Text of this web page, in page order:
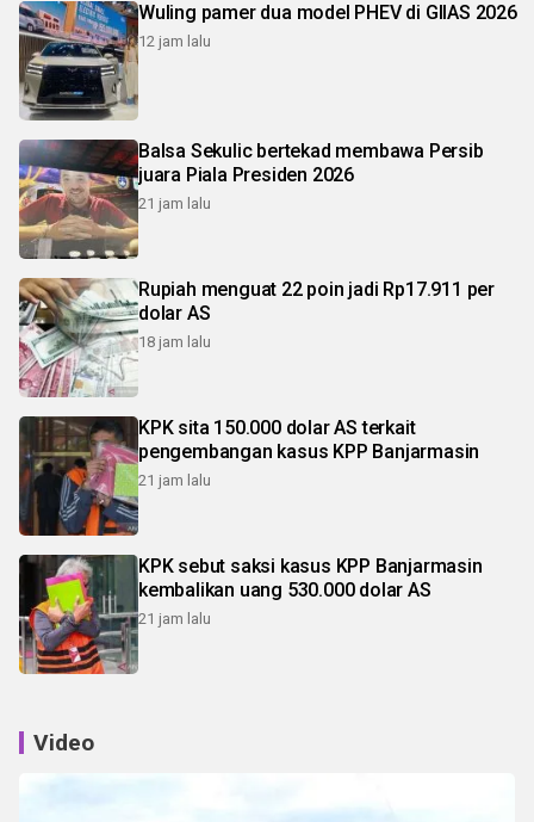
Wuling pamer dua model PHEV di GIIAS 2026
12 jam lalu
Balsa Sekulic bertekad membawa Persib
juara Piala Presiden 2026
21 jam lalu
Rupiah menguat 22 poin jadi Rp17.911 per
dolar AS
18 jam lalu
KPK sita 150.000 dolar AS terkait
pengembangan kasus KPP Banjarmasin
21 jam lalu
KPK sebut saksi kasus KPP Banjarmasin
kembalikan uang 530.000 dolar AS
21 jam lalu
Video